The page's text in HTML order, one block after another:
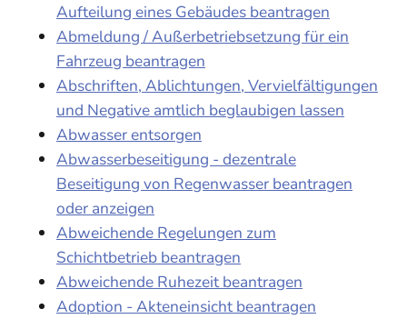
Aufteilung eines Gebäudes beantragen
Abmeldung / Außerbetriebsetzung für ein
Fahrzeug beantragen
Abschriften, Ablichtungen, Vervielfältigungen
und Negative amtlich beglaubigen lassen
Abwasser entsorgen
Abwasserbeseitigung - dezentrale
Beseitigung von Regenwasser beantragen
oder anzeigen
Abweichende Regelungen zum
Schichtbetrieb beantragen
Abweichende Ruhezeit beantragen
Adoption - Akteneinsicht beantragen